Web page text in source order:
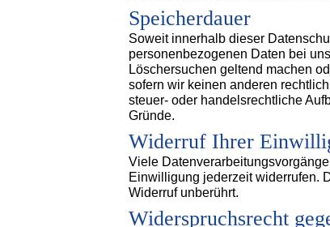
Speicherdauer
Soweit innerhalb dieser
personenbezogenen Daten bei
Löschersuchen geltend machen
sofern wir keinen anderen
steuer- oder handelsrechtliche
Gründe.
Widerruf Ihrer
Viele
Einwilligung jederzeit widerrufen.
Widerruf unberührt.
Widerspruchsrecht